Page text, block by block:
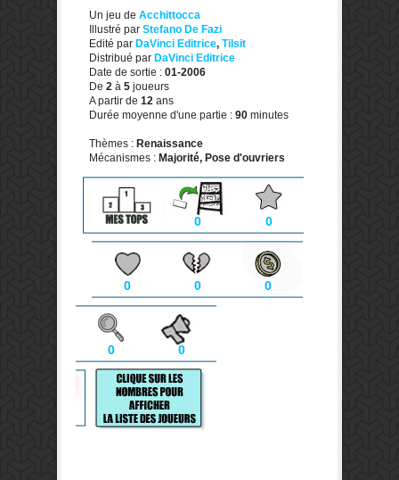
Un jeu de Acchittocca
Illustré par Stefano De Fazi
Edité par DaVinci Editrice, Tilsit
Distribué par DaVinci Editrice
Date de sortie : 01-2006
De 2 à 5 joueurs
A partir de 12 ans
Durée moyenne d'une partie : 90 minutes
Thèmes : Renaissance
Mécanismes : Majorité, Pose d'ouvriers
0 0
0 0 0
0 0